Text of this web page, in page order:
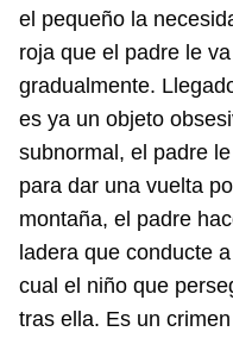
el pequeño la
roja que el padre le
gradualmente.
es ya un objeto
subnormal, el padre
para dar una vuelta
montaña, el padre
ladera que conducte
cual el niño que
tras ella. Es un